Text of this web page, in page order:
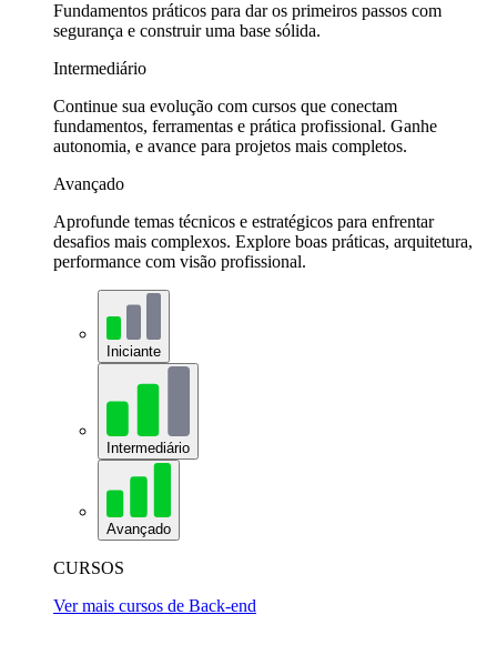
Fundamentos práticos para dar os primeiros passos com
segurança e construir uma base sólida.
Intermediário
Continue sua evolução com cursos que conectam
fundamentos, ferramentas e prática profissional. Ganhe
autonomia, e avance para projetos mais completos.
Avançado
Aprofunde temas técnicos e estratégicos para enfrentar
desafios mais complexos. Explore boas práticas, arquitetura,
performance com visão profissional.
Iniciante
Intermediário
Avançado
CURSOS
Ver mais cursos de Back-end